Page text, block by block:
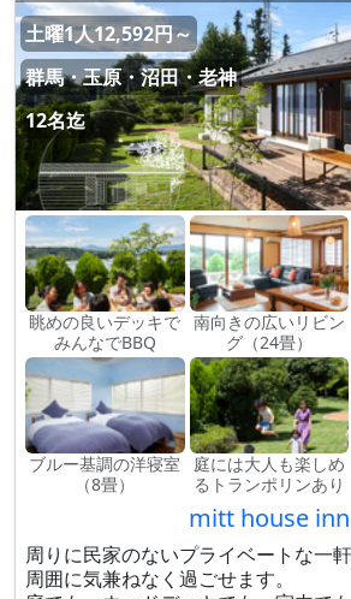
土曜1人12,592円～
群馬・玉原・沼田・老神
12名迄
眺めの良いデッキで
みんなでBBQ
南向きの広いリビン
グ（24畳）
ブルー基調の洋寝室
（8畳）
庭には大人も楽しめ
るトランポリンあり
mitt house inn
周りに民家のないプライベートな一軒
周囲に気兼ねなく過ごせます。